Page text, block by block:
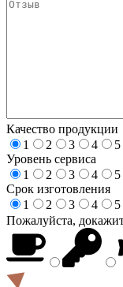
Качество продукции
1
2 3 4
5
Уровень сервиса
1
2 3 4
5
Срок изготовления
1
2 3 4
5
Пожалуйста,